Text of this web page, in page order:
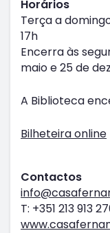
Horários
Terça a
17h
Encerra às
maio e 25 de
A Biblioteca
Bilheteira online
Contactos
T: +351 213 913